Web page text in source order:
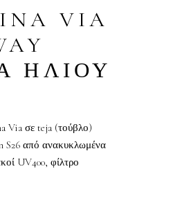
VIA
ΗΛΙΟΥ
Via σε teja (τούβλο)
S26 από ανακυκλωμένα
UV400, φίλτρο